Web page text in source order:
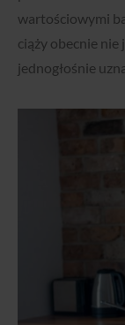
wartościowymi
ciąży obecnie
jednogłośnie